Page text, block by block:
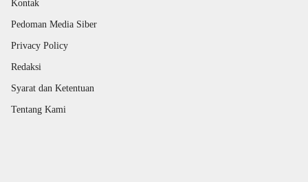
Kontak
Pedoman Media Siber
Privacy Policy
Redaksi
Syarat dan Ketentuan
Tentang Kami